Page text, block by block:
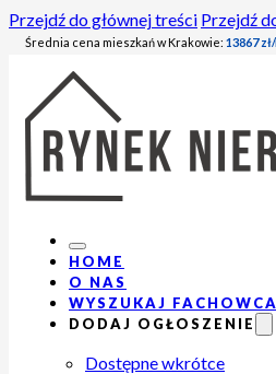
Przejdź do głównej treści Przejdź
Średnia cena mieszkań w Krakowie: 13867
HOME
O NAS
WYSZUKAJ FACHOWCA
DODAJ OGŁOSZENIE
Dostępne wkrótce